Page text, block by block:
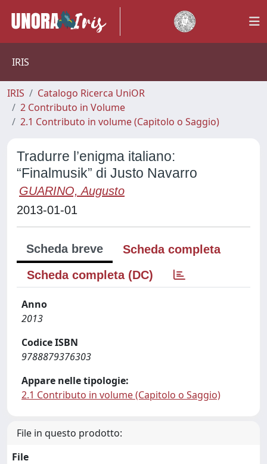
IRIS
IRIS
Catalogo Ricerca UniOR
2 Contributo in Volume
2.1 Contributo in volume (Capitolo o Saggio)
Tradurre l’enigma italiano:
“Finalmusik” di Justo Navarro
GUARINO, Augusto
2013-01-01
Scheda breve
Scheda completa
Scheda completa (DC)
Anno
2013
Codice ISBN
9788879376303
Appare nelle tipologie:
2.1 Contributo in volume (Capitolo o Saggio)
File in questo prodotto:
File